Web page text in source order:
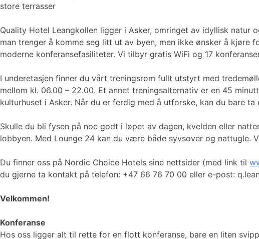
store terrasser
Quality Hotel Leangkollen ligger i Asker, omringet av idyllisk
man trenger å komme seg litt ut av byen, men ikke ønsker å kjøre
moderne konferansefasiliteter. Vi tilbyr gratis WiFi og 17
I underetasjen finner du vårt treningsrom fullt utstyrt med
mellom kl. 06.00 – 22.00. Et annet treningsalternativ er en 45
kulturhuset i Asker. Når du er ferdig med å utforske, kan du bare
Skulle du bli fysen på noe godt i løpet av dagen, kvelden eller
lobbyen. Med Lounge 24 kan du være både syvsover og nattugle.
Du finner oss på Nordic Choice Hotels sine nettsider (med link til
du gjerne ta kontakt på telefon: +47 66 76 70 00 eller e-post:
Velkommen!
Konferanse
Hos oss ligger alt til rette for en flott konferanse, bare en liten